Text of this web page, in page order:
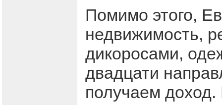
Помимо этого,
недвижимость,
дикоросами,
двадцати
получаем